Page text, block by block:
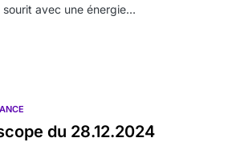
sourit avec une énergie…
du 28.12.2024